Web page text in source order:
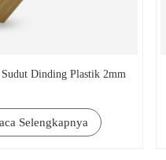
Dinding Plastik 2mm
Selengkapnya